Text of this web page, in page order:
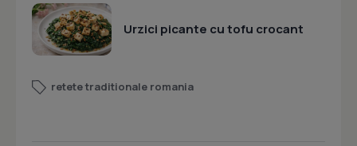
Urzici picante cu tofu crocant
retete traditionale romania